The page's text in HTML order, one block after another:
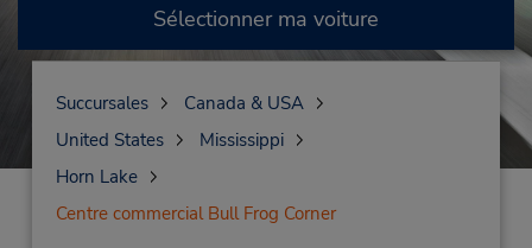
Sélectionner ma voiture
Succursales
Canada & USA
United States
Mississippi
Horn Lake
Centre commercial Bull Frog Corner